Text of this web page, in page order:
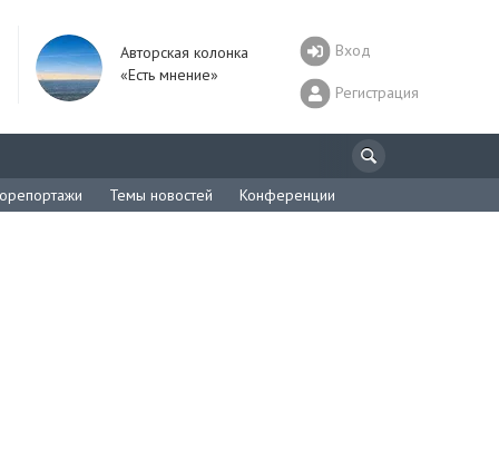
Авторская колонка
«Есть мнение»
Вход
Регистрация
Темы новостей Конференции